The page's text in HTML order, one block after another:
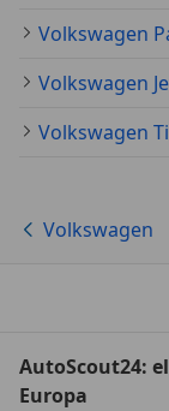
Volkswagen
AutoScout24:
Europa